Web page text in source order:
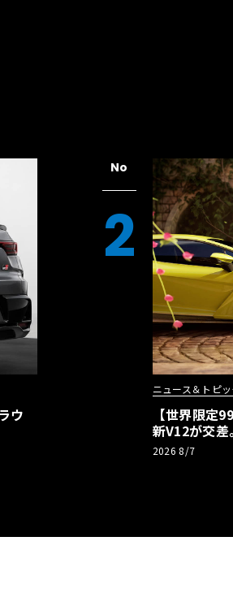
ウ
No
2
ニュース＆トピ
【世界限定
新V12が交
記念車が登場
2026 8/7